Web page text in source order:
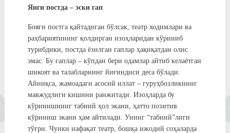
Янги постда – эски гап
Бояги постга қайтадиган бўлсак, театр ходимлари ва
раҳбариятининг қолдирган изоҳларидан кўриниб
турибдики, постда ёзилган гаплар ҳақиқатдан олис
эмас. Бу гаплар – кўпдан бери одамлар айтиб келаётган
шикоят ва талабларнинг йиғиндиси деса бўлади.
Айниқса, жамоадаги асосий иллат – гуруҳбозликнинг
мавжудлиги кишини ранжитади. Изоҳларда бу
кўринишнинг табиий ҳол экани, ҳатто позитив
кўриниш экани ҳам айтилади. Унинг “табиий”лиги
тўғри. Чунки нафақат театр, бошқа ижодий соҳаларда